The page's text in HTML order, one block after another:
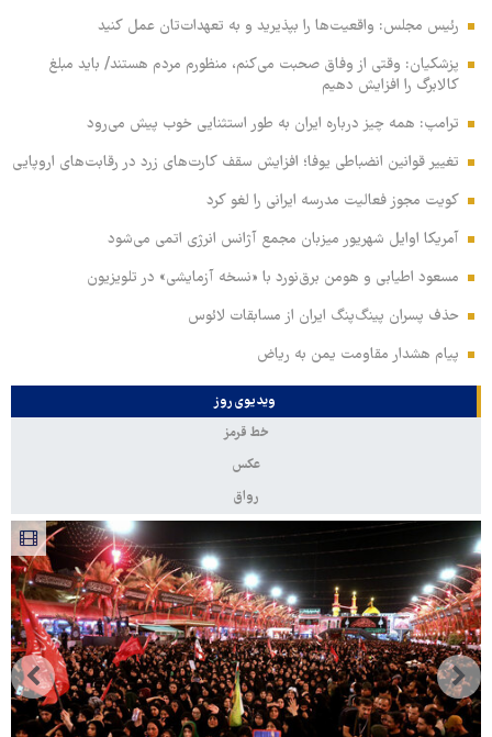
رئیس مجلس: واقعیت‌ها را بپذیرید و به تعهدات‌تان عمل کنید
پزشکیان: وقتی از وفاق صحبت می‌کنم، منظورم مردم هستند/ باید مبلغ
کالابرگ را افزایش دهیم
ترامپ: همه چیز درباره ایران به طور استثنایی خوب پیش می‌رود
تغییر قوانین انضباطی یوفا؛ افزایش سقف کارت‌های زرد در رقابت‌های اروپایی
کویت مجوز فعالیت مدرسه ایرانی را لغو کرد
آمریکا اوایل شهریور میزبان مجمع آژانس انرژی اتمی می‌شود
مسعود اطیابی و هومن برق‌نورد با «نسخه آزمایشی» در تلویزیون
حذف پسران پینگ‌پنگ ایران از مسابقات لائوس
پیام هشدار مقاومت یمن به ریاض
ویدیوی روز
خط قرمز
عکس
رواق